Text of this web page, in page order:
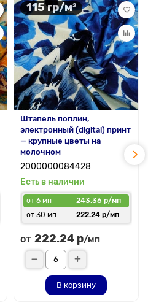
115 гр/м²
Штапель поплин,
электронный (digital) принт
— крупные цветы на
молочном
2000000084428
Есть в наличии
от 6 мп
243.36 р/мп
от 30 мп
222.24 р/мп
от 222.24 р/мп
В корзину